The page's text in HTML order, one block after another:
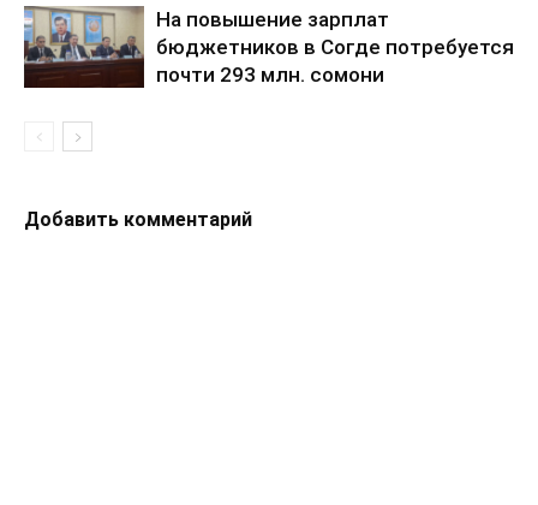
На повышение зарплат
бюджетников в Согде потребуется
почти 293 млн. сомони
Добавить комментарий